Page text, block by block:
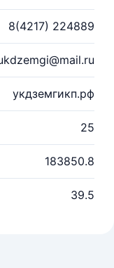
8(4217) 224889
укдземгикп.рф
25
183850.8
39.5